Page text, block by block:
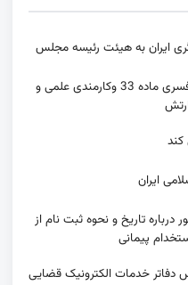
آگهی جذب و پذیرش طیف افسری ماده 33 وکارمندی علمی و
ایران
تاریخ و نحوه ثبت نام از
پیمانی
دفاتر خدمات الکترونیک قضایی